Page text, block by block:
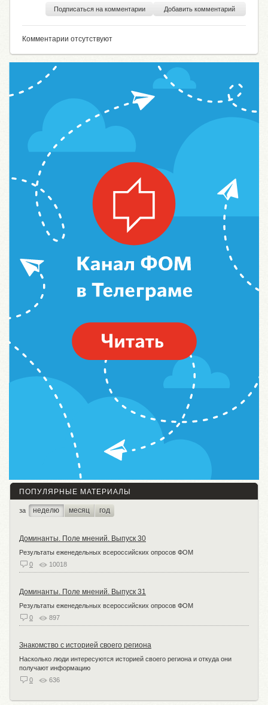
Добавить комментарий
Подписаться на комментарии
Комментарии отсутствуют
ПОПУЛЯРНЫЕ МАТЕРИАЛЫ
за неделю месяц год
Доминанты. Поле мнений. Выпуск 30
Результаты еженедельных всероссийских опросов ФОМ
0
10018
Доминанты. Поле мнений. Выпуск 31
Результаты еженедельных всероссийских опросов ФОМ
0
897
Знакомство с историей своего региона
Насколько люди интересуются историей своего региона и откуда они
получают информацию
0
636